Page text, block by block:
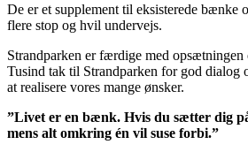
De er et supplement til eksisterede bænke
flere stop og hvil undervejs.
Strandparken er færdige med opsætningen
Tusind tak til Strandparken for god dialog
at realisere vores mange ønsker.
”Livet er en bænk. Hvis du sætter dig
mens alt omkring én vil suse forbi.”